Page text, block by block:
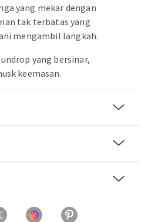
yang mekar dengan
tak terbatas yang
mengambil langkah.
yang bersinar,
keemasan.